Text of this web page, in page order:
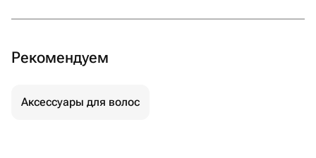
Рекомендуем
Аксессуары для волос